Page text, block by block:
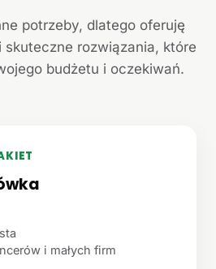
potrzeby, dlatego oferuję
rozwiązania, które
budżetu i oczekiwań.
i małych firm